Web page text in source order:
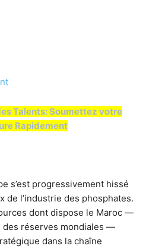
Talents: Soumettez votre
Rapidement
s’est progressivement hissé
de l’industrie des phosphates.
dont dispose le Maroc —
des réserves mondiales —
dans la chaîne